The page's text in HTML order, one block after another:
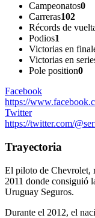
Campeonatos0
Carreras102
Récords de
Podios1
Victorias en
Victorias en
Pole position0
Facebook
https://
Twitter
https://twitter.com/
Trayectoria
El piloto de Chevrolet,
2011 donde consiguió
Uruguay Seguros.
Durante el 2012, el